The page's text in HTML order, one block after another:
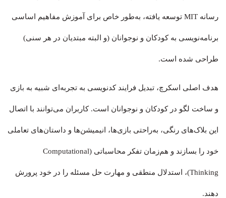
رسانه MIT توسعه یافته، به‌طور خاص برای آموزش مفاهیم اساسی
برنامه‌نویسی به کودکان و نوجوانان (و البته مبتدیان در هر سنی)
طراحی شده است.
هدف اصلی اسکرچ، تبدیل فرایند کدنویسی به تجربه‌ای شبیه به بازی
و ساخت لگو در کودکان و نوجوانان است. کاربران می‌توانند با اتصال
این بلاک‌های رنگی، به‌راحتی بازی‌ها، انیمیشن‌ها و داستان‌های تعاملی
خود را بسازند و هم‌زمان تفکر محاسباتی (Computational
Thinking)، استدلال منطقی و مهارت حل مسئله را در خود پرورش
دهند.